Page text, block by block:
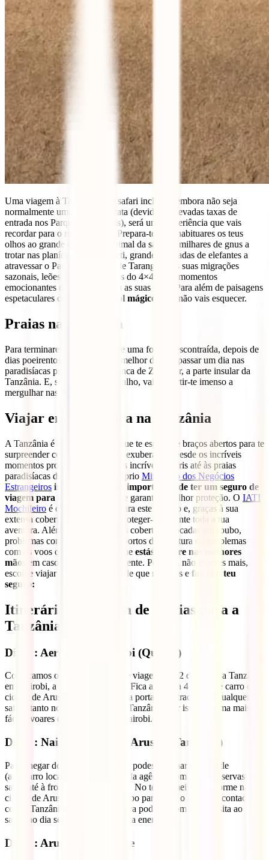
Uma viagem à Tanzânia com safari incluído, embora não seja
normalmente uma viagem barata (devido às elevadas taxas de
entrada nos Parques Nacionais), será uma experiência que vais
recordar para o resto da vida. Prepara-te para habituares os teus
olhos ao grande espetáculo animal da savana: milhares de gnus a
trotar nas planícies do Serengeti, grandes manadas de elefantes a
atravessar o Parque Nacional de Tarangire nas suas migrações
sazonais, leões a poucos metros do 4×4, e até momentos
emocionantes dos animais com as suas crias. Para além de paisagens
espetaculares com
pores-do-sol mágicos que não vais esquecer.
Praias na Tanzânia
Para terminares a tua viagem de uma forma descontraída, depois de
dias poeirentos de safari, nada melhor do que passar um dia nas
paradisíacas praias de areia branca de Zanzibar, a parte insular da
Tanzânia. E, se gostas de mergulho, vais divertir-te imenso a
mergulhar nas suas águas.
Viajar em segurança na Tanzânia
A Tanzânia é um país incrível que te espera de braços abertos para te
surpreender com a sua natureza exuberante. Desde os incríveis
momentos proporcionados pelos incríveis safaris até às praias
paradisíacas de Zanzibar. O próprio Ministério dos Negócios
Estrangeiros insiste na enorme importância de ter um seguro de
viagem para a Tanzânia
que te garanta a melhor proteção. O IATI
Mochileiro é o melhor seguro para este destino e, graças à sua
extensa cobertura médica, vai proteger-te durante toda a tua
aventura. Além disso, tem outras coberturas focadas em roubo,
problemas com a bagagem, desportos de aventura ou problemas
com os voos que irão garantir que estás sempre nas melhores
mãos
em caso de qualquer incidente. Por isso, não esperes mais,
escolhe viajar com a tranquilidade que mereces e faz já o teu
seguro:
Itinerário de viagem de 12 dias para a
Tanzânia
Dia 1 : Aeroporto/ Nairobi (Quénia)
Começamos o nosso itinerário de viagem de 12 dias para a Tanzânia
em Nairobi, a capital do Quénia. Fica apenas a 4 horas de carro da
cidade de Arusha (Tanzânia) e é a porta de entrada para qualquer
safari, tanto no Quénia como na Tanzânia. Por isso, a forma mais
fácil é voares de Portugal para Nairobi.
Dia 2 : Nairobi (Quénia)/ Arusha (Tanzânia)
Para chegar de Nairobi a Arusha, podes apanhar um shuttle
(autocarro local) ou o transporte da agência com a qual reservaste o
safari até à fronteira de Namanga. No teu primeiro dia, dorme na
cidade de Arusha assim, tens tempo para teres o primeiro contacto
com a Tanzânia e descansares para poderes começar a visita ao
safari no dia seguinte com máxima energia.
Dia 3 : Arusha / Tarangire